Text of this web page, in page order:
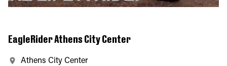
EagleRider Athens City Center
Athens City Center